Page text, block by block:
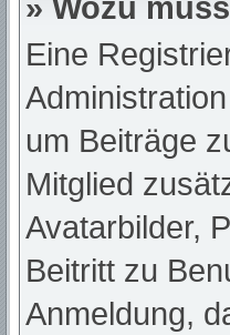
» Wozu
Eine
um Beiträge
Mitglied
Avatarbilder,
Beitritt zu
Anmeldung,